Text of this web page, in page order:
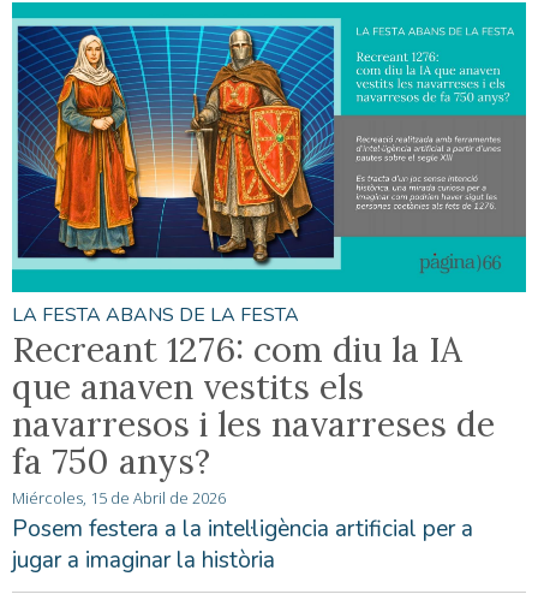
LA FESTA ABANS DE LA FESTA
Recreant 1276: com diu la IA
que anaven vestits els
navarresos i les navarreses de
fa 750 anys?
Miércoles, 15 de Abril de 2026
Posem festera a la intel·ligència artificial per a
jugar a imaginar la història